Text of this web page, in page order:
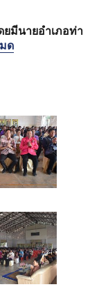
มีนายอำเภอท่า
ด